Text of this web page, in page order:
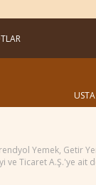
Yemek, Getir
ve Ticaret A.Ş.'ye ait